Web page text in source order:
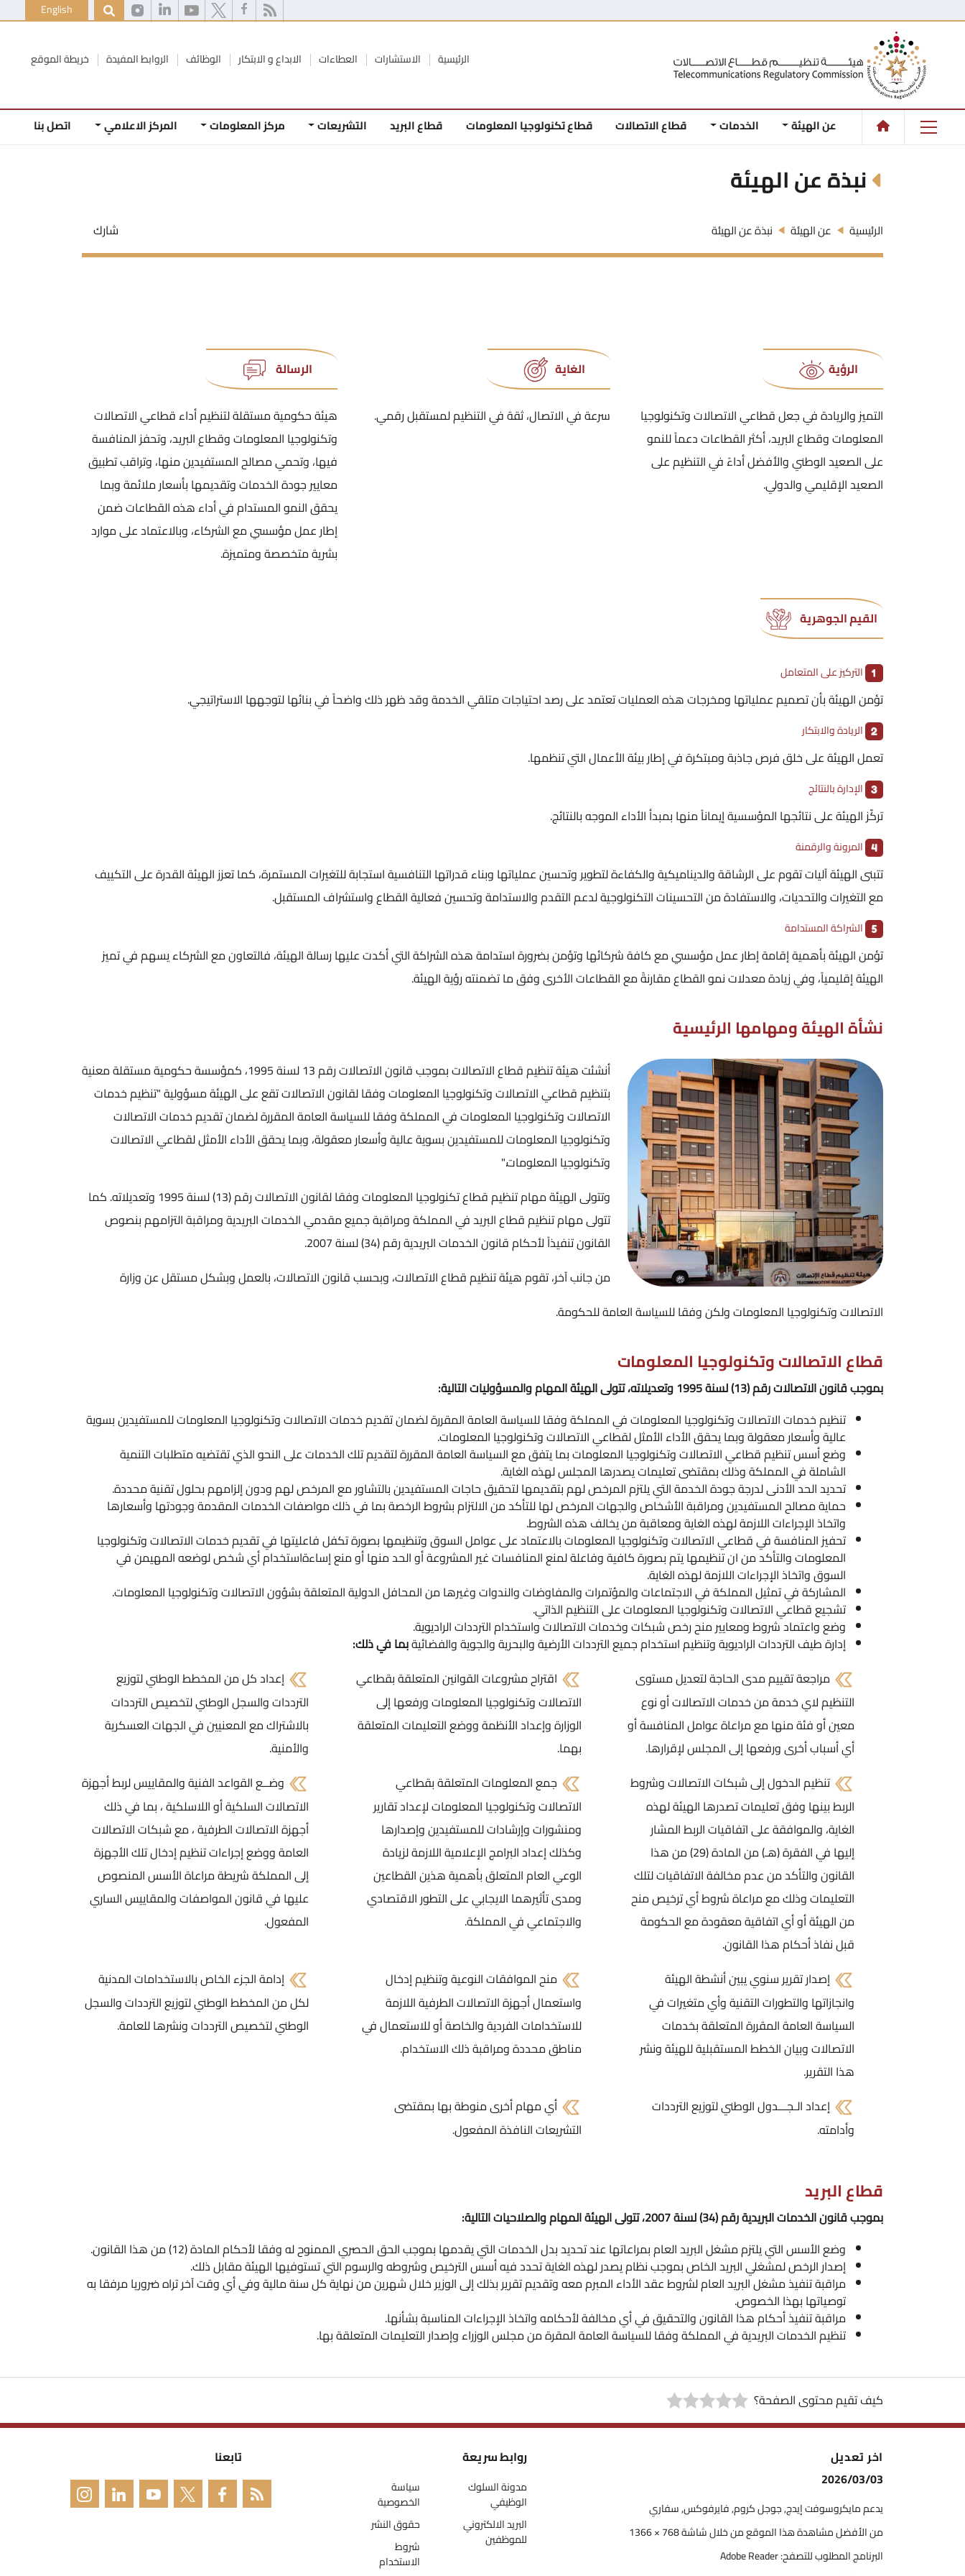
English
الرئيسية الاستشارات العطاءات الابداع و الابتكار الوظائف الروابط المفيدة خريطة الموقع
عن الهيئة الخدمات قطاع الاتصالات قطاع تكنولوجيا المعلومات قطاع البريد التشريعات مركز المعلومات المركز الاعلامي اتصل بنا
نبذة عن الهيئة
الرئيسية عن الهيئة نبذة عن الهيئة شارك
الرؤية
التميز والريادة في جعل قطاعي الاتصالات وتكنولوجيا
المعلومات وقطاع البريد، أكثر القطاعات دعماً للنمو
على الصعيد الوطني والأفضل أداءً في التنظيم على
الصعيد الإقليمي والدولي.
الغاية
سرعة في الاتصال، ثقة في التنظيم لمستقبل رقمي.
الرسالة
هيئة حكومية مستقلة لتنظيم أداء قطاعي الاتصالات
وتكنولوجيا المعلومات وقطاع البريد، وتحفز المنافسة
فيها، وتحمي مصالح المستفيدين منها، وتراقب تطبيق
معايير جودة الخدمات وتقديمها بأسعار ملائمة وبما
يحقق النمو المستدام في أداء هذه القطاعات ضمن
إطار عمل مؤسسي مع الشركاء، وبالاعتماد على موارد
بشرية متخصصة ومتميزة.
القيم الجوهرية
التركيز على المتعامل
تؤمن الهيئة بأن تصميم عملياتها ومخرجات هذه العمليات تعتمد على رصد احتياجات متلقي الخدمة وقد ظهر ذلك واضحاً في بنائها لتوجهها الاستراتيجي.
الريادة والابتكار
تعمل الهيئة على خلق فرص جاذبة ومبتكرة في إطار بيئة الأعمال التي تنظمها.
الإدارة بالنتائج
تركّز الهيئة على نتائجها المؤسسية إيماناً منها بمبدأ الأداء الموجه بالنتائج.
المرونة والرقمنة
تتبنى الهيئة آليات تقوم على الرشاقة والديناميكية والكفاءة لتطوير وتحسين عملياتها وبناء قدراتها التنافسية استجابة للتغيرات المستمرة، كما تعزز الهيئة القدرة على التكييف
مع التغيرات والتحديات، والاستفادة من التحسينات التكنولوجية لدعم التقدم والاستدامة وتحسين فعالية القطاع واستشراف المستقبل.
الشراكة المستدامة
تؤمن الهيئة بأهمية إقامة إطار عمل مؤسسي مع كافة شركائها وتؤمن بضرورة استدامة هذه الشراكة التي أكدت عليها رسالة الهيئة، فالتعاون مع الشركاء يسهم في تميز
الهيئة إقليمياً، وفي زيادة معدلات نمو القطاع مقارنةً مع القطاعات الأخرى وفق ما تضمنته رؤية الهيئة.
نشأة الهيئة ومهامها الرئيسية
أنشئت هيئة تنظيم قطاع الاتصالات بموجب قانون الاتصالات رقم 13 لسنة 1995، كمؤسسة حكومية مستقلة معنية
بتنظيم قطاعي الاتصالات وتكنولوجيا المعلومات وفقا لقانون الاتصالات تقع على الهيئة مسؤولية "تنظيم خدمات
الاتصالات وتكنولوجيا المعلومات في المملكة وفقا للسياسة العامة المقررة لضمان تقديم خدمات الاتصالات
وتكنولوجيا المعلومات للمستفيدين بسوية عالية وأسعار معقولة، وبما يحقق الأداء الأمثل لقطاعي الاتصالات
وتكنولوجيا المعلومات."
وتتولى الهيئة مهام تنظيم قطاع تكنولوجيا المعلومات وفقا لقانون الاتصالات رقم (13) لسنة 1995 وتعديلاته. كما
تتولى مهام تنظيم قطاع البريد في المملكة ومراقبة جميع مقدمي الخدمات البريدية ومراقبة التزامهم بنصوص
القانون تنفيذاً لأحكام قانون الخدمات البريدية رقم (34) لسنة 2007.
من جانب آخر، تقوم هيئة تنظيم قطاع الاتصالات، وبحسب قانون الاتصالات، بالعمل وبشكل مستقل عن وزارة
الاتصالات وتكنولوجيا المعلومات ولكن وفقا للسياسة العامة للحكومة.
قطاع الاتصالات وتكنولوجيا المعلومات
بموجب قانون الاتصالات رقم (13) لسنة 1995 وتعديلاته، تتولى الهيئة المهام والمسؤوليات التالية:
تنظيم خدمات الاتصالات وتكنولوجيا المعلومات في المملكة وفقا للسياسة العامة المقررة لضمان تقديم خدمات الاتصالات وتكنولوجيا المعلومات للمستفيدين بسوية
عالية وأسعار معقولة وبما يحقق الأداء الأمثل لقطاعي الاتصالات وتكنولوجيا المعلومات.
وضع أسس تنظيم قطاعي الاتصالات وتكنولوجيا المعلومات بما يتفق مع السياسة العامة المقررة لتقديم تلك الخدمات على النحو الذي تقتضيه متطلبات التنمية
الشاملة في المملكة وذلك بمقتضى تعليمات يصدرها المجلس لهذه الغاية.
تحديد الحد الأدنى لدرجة جودة الخدمة التي يلتزم المرخص لهم بتقديمها لتحقيق حاجات المستفيدين بالتشاور مع المرخص لهم ودون إلزامهم بحلول تقنية محددة.
حماية مصالح المستفيدين ومراقبة الأشخاص والجهات المرخص لها للتأكد من الالتزام بشروط الرخصة بما في ذلك مواصفات الخدمات المقدمة وجودتها وأسعارها
واتخاذ الإجراءات اللازمة لهذه الغاية ومعاقبة من يخالف هذه الشروط.
تحفيز المنافسة في قطاعي الاتصالات وتكنولوجيا المعلومات بالاعتماد على عوامل السوق وتنظيمها بصورة تكفل فاعليتها في تقديم خدمات الاتصالات وتكنولوجيا
المعلومات والتأكد من ان تنظيمها يتم بصورة كافية وفاعلة لمنع المنافسات غير المشروعة أو الحد منها أو منع إساءةاستخدام أي شخص لوضعه المهيمن في
السوق واتخاذ الإجراءات اللازمة لهذه الغاية.
المشاركة في تمثيل المملكة في الاجتماعات والمؤتمرات والمفاوضات والندوات وغيرها من المحافل الدولية المتعلقة بشؤون الاتصالات وتكنولوجيا المعلومات.
تشجيع قطاعي الاتصالات وتكنولوجيا المعلومات على التنظيم الذاتي.
وضع واعتماد شروط ومعايير منح رخص شبكات وخدمات الاتصالات واستخدام الترددات الراديوية.
إدارة طيف الترددات الراديوية وتنظيم استخدام جميع الترددات الأرضية والبحرية والجوية والفضائيةبما في ذلك:
مراجعة تقييم مدى الحاجة لتعديل مستوى
التنظيم لاي خدمة من خدمات الاتصالات أو نوع
معين أو فئة منها مع مراعاة عوامل المنافسة أو
أي أسباب أخرى ورفعها إلى المجلس لإقرارها.
تنظيم الدخول إلى شبكات الاتصالات وشروط
الربط بينها وفق تعليمات تصدرها الهيئة لهذه
الغاية، والموافقة على اتفاقيات الربط المشار
إليها في الفقرة (هـ) من المادة (29) من هذا
القانون والتأكد من عدم مخالفة الاتفاقيات لتلك
التعليمات وذلك مع مراعاة شروط أي ترخيص منح
من الهيئة أو أي اتفاقية معقودة مع الحكومة
قبل نفاذ أحكام هذا القانون.
اقتراح مشروعات القوانين المتعلقة بقطاعي
الاتصالات وتكنولوجيا المعلومات ورفعها إلى
الوزارة وإعداد الأنظمة ووضع التعليمات المتعلقة
بهما.
جمع المعلومات المتعلقة بقطاعي
الاتصالات وتكنولوجيا المعلومات لإعداد تقارير
ومنشورات وإرشادات للمستفيدين وإصدارها
وكذلك إعداد البرامج الإعلامية اللازمة لزيادة
الوعي العام المتعلق بأهمية هذين القطاعين
ومدى تأثيرهما الايجابي على التطور الاقتصادي
والاجتماعي في المملكة.
إعداد كل من المخطط الوطني لتوزيع
الترددات والسجل الوطني لتخصيص الترددات
بالاشتراك مع المعنيين في الجهات العسكرية
والأمنية.
وضــع القواعد الفنية والمقاييس لربط أجهزة
الاتصالات السلكية أو اللاسلكية ، بما في ذلك
أجهزة الاتصالات الطرفية ، مع شبكات الاتصالات
العامة ووضع إجراءات تنظيم إدخال تلك الأجهزة
إلى المملكة شريطة مراعاة الأسس المنصوص
عليها في قانون المواصفات والمقاييس الساري
المفعول.
إصدار تقرير سنوي يبين أنشطة الهيئة
وانجازاتها والتطورات التقنية وأي متغيرات في
السياسة العامة المقررة المتعلقة بخدمات
الاتصالات وبيان الخطط المستقبلية للهيئة ونشر
هذا التقرير.
منح الموافقات النوعية وتنظيم إدخال
واستعمال أجهزة الاتصالات الطرفية اللازمة
للاستخدامات الفردية والخاصة أو للاستعمال في
مناطق محددة ومراقبة ذلك الاستخدام.
إدامة الجزء الخاص بالاستخدامات المدنية
لكل من المخطط الوطني لتوزيع الترددات والسجل
الوطني لتخصيص الترددات ونشرها للعامة.
إعداد الـجـــدول الوطني لتوزيع الترددات
وأدامته.
أي مهام أخرى منوطة بها بمقتضى
التشريعات النافذة المفعول.
قطاع البريد
بموجب قانون الخدمات البريدية رقم (34) لسنة 2007، تتولى الهيئة المهام والصلاحيات التالية:
وضع الأسس التي يلتزم مشغل البريد العام بمراعاتها عند تحديد بدل الخدمات التي يقدمها بموجب الحق الحصري الممنوح له وفقا لأحكام المادة (12) من هذا القانون.
إصدار الرخص لمشغلي البريد الخاص بموجب نظام يصدر لهذه الغاية تحدد فيه أسس الترخيص وشروطه والرسوم التي تستوفيها الهيئة مقابل ذلك.
مراقبة تنفيذ مشغل البريد العام لشروط عقد الأداء المبرم معه وتقديم تقرير بذلك إلى الوزير خلال شهرين من نهاية كل سنة مالية وفي أي وقت آخر تراه ضروريا مرفقا به
توصياتها بهذا الخصوص.
مراقبة تنفيذ أحكام هذا القانون والتحقيق في أي مخالفة لأحكامه واتخاذ الإجراءات المناسبة بشأنها.
تنظيم الخدمات البريدية في المملكة وفقا للسياسة العامة المقرة من مجلس الوزراء وإصدار التعليمات المتعلقة بها.
كيف تقيم محتوى الصفحة؟
اخر تعديل
2026/03/03
يدعم مايكروسوفت إيدج, جوجل كروم, فايرفوكس, سفاري
من الأفضل مشاهدة هذا الموقع من خلال شاشة 768 × 1366
البرنامج المطلوب للتصفح: Adobe Reader
روابط سريعة
مدونة السلوك
الوظيفي
البريد الالكتروني
للموظفين
سياسة
الخصوصية
حقوق النشر
شروط
الاستخدام
تابعنا